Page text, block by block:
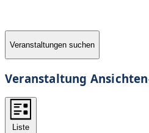
Veranstaltungen suchen
Veranstaltung
Liste